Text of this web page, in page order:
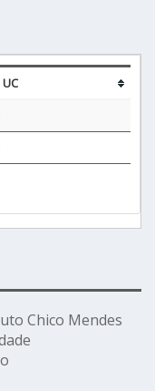
Chico Mendes